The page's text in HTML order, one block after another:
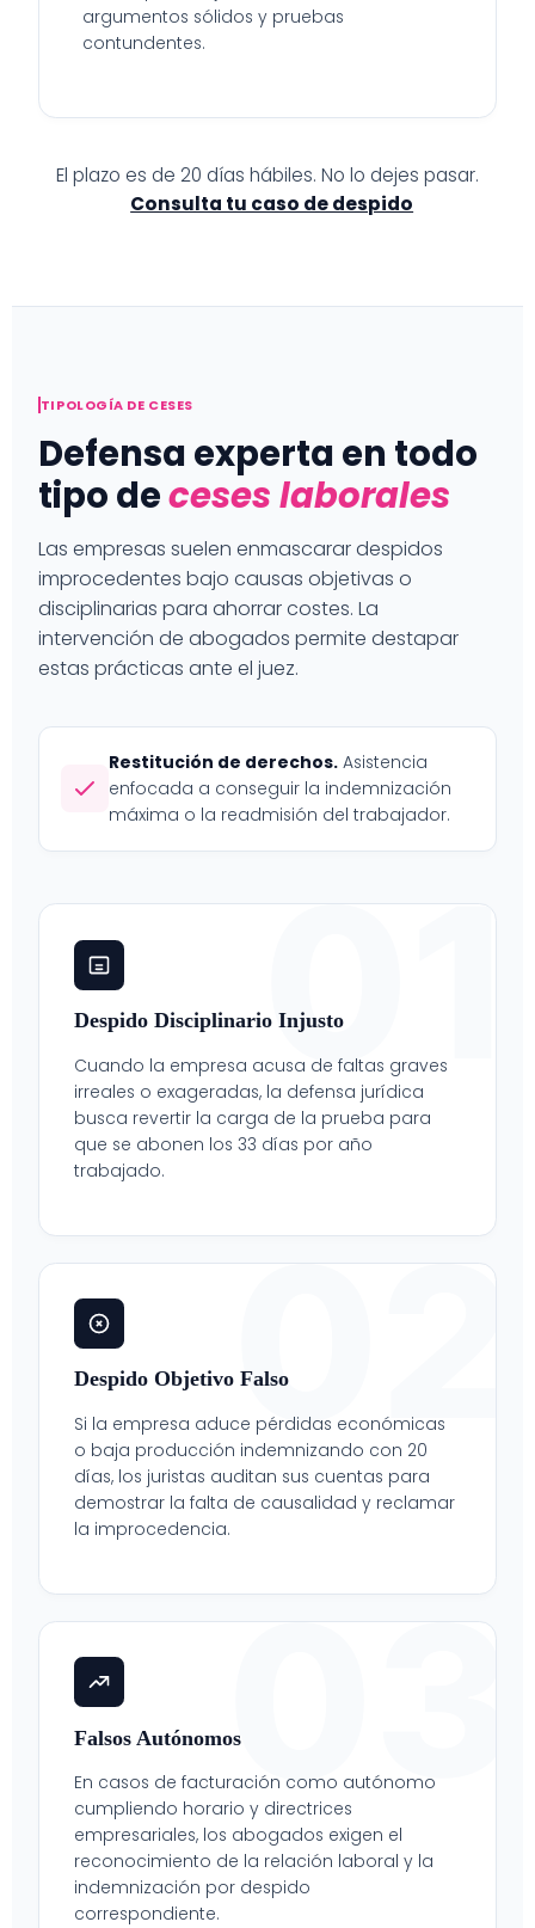
argumentos sólidos y pruebas
contundentes.
El plazo es de 20 días hábiles. No lo dejes pasar.
Consulta tu caso de despido
TIPOLOGÍA DE CESES
Defensa experta en todo
tipo deceses laborales
Las empresas suelen enmascarar despidos
improcedentes bajo causas objetivas o
disciplinarias para ahorrar costes. La
intervención de abogados permite destapar
estas prácticas ante el juez.
Restitución de derechos. Asistencia
enfocada a conseguir la indemnización
máxima o la readmisión del trabajador.
01
Despido Disciplinario Injusto
Cuando la empresa acusa de faltas graves
irreales o exageradas, la defensa jurídica
busca revertir la carga de la prueba para
que se abonen los 33 días por año
trabajado.
02
Despido Objetivo Falso
Si la empresa aduce pérdidas económicas
o baja producción indemnizando con 20
días, los juristas auditan sus cuentas para
demostrar la falta de causalidad y reclamar
la improcedencia.
03
Falsos Autónomos
En casos de facturación como autónomo
cumpliendo horario y directrices
empresariales, los abogados exigen el
reconocimiento de la relación laboral y la
indemnización por despido
correspondiente.